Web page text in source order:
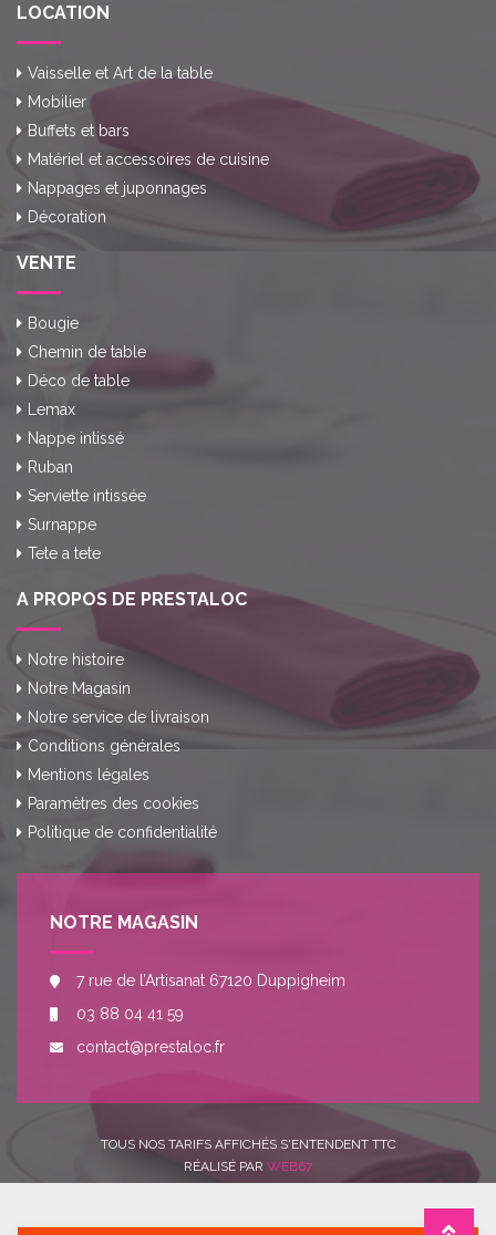
LOCATION
Vaisselle et Art de la table
Mobilier
Buffets et bars
Matériel et accessoires de cuisine
Nappages et juponnages
Décoration
VENTE
Bougie
Chemin de table
Déco de table
Lemax
Nappe intissé
Ruban
Serviette intissée
Surnappe
Tete a tete
A PROPOS DE PRESTALOC
Notre histoire
Notre Magasin
Notre service de livraison
Conditions générales
Mentions légales
Paramètres des cookies
Politique de confidentialité
NOTRE MAGASIN
7 rue de l’Artisanat 67120 Duppigheim
03 88 04 41 59
contact@prestaloc.fr
TOUS NOS TARIFS AFFICHÉS S'ENTENDENT TTC
RÉALISÉ PAR WEB67